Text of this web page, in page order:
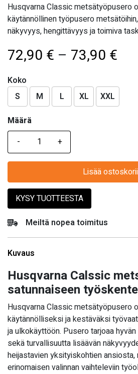
Husqvarna Classic metsätyöpusero
käytännöllinen työpusero
näkyvyys, hengittävyys ja toimiva
72,90 € – 73,90 €
Koko
S
M L XL
XXL
Määrä
Määrä
Lisää
KYSY TUOTTEESTA
Meiltä nopea toimitus
Kuvaus
Husqvarna Calssic
satunnaiseen
Husqvarna Classic metsätyöpusero
käytännölliseksi ja kestäväksi
ja ulkokäyttöön. Pusero tarjoaa
sekä turvallisuutta lisäävän
heijastavien yksityiskohtien
erinomaisen valinnan vaihteleviin